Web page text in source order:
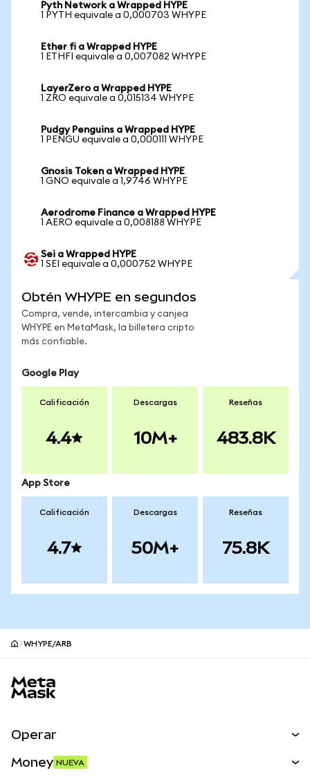
Pyth Network a Wrapped HYPE
1 PYTH equivale a 0,000703 WHYPE
Ether fi a Wrapped HYPE
1 ETHFI equivale a 0,007082 WHYPE
LayerZero a Wrapped HYPE
1 ZRO equivale a 0,015134 WHYPE
Pudgy Penguins a Wrapped HYPE
1 PENGU equivale a 0,000111 WHYPE
Gnosis Token a Wrapped HYPE
1 GNO equivale a 1,9746 WHYPE
Aerodrome Finance a Wrapped HYPE
1 AERO equivale a 0,008188 WHYPE
Sei a Wrapped HYPE
1 SEI equivale a 0,000752 WHYPE
Obtén WHYPE en segundos
Compra, vende, intercambia y canjea
WHYPE en MetaMask, la billetera cripto
más confiable.
Google Play
Calificación
4.4
Descargas
10M+
Reseñas
483.8K
App Store
Calificación
4.7
Descargas
50M+
Reseñas
75.8K
WHYPE/ARB
Operar
Money NUEVA